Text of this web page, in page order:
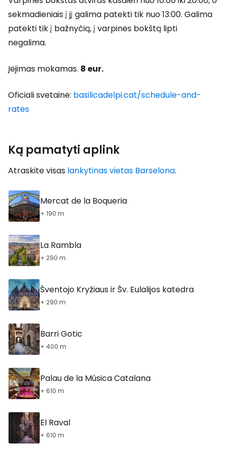
sekmadieniais į jį galima patekti tik nuo 13:00. Galima
patekti tik į bažnyčią, į varpinės bokštą lipti
negalima.
Įėjimas mokamas. 8 eur.
Oficiali svetainė: basilicadelpi.cat/schedule-and-
rates
Ką pamatyti aplink
Atraskite visas lankytinas vietas Barselona.
Mercat de la Boqueria
+ 190 m
La Rambla
+ 290 m
Šventojo Kryžiaus ir Šv. Eulalijos katedra
+ 290 m
Barri Gotic
+ 400 m
Palau de la Música Catalana
+ 610 m
El Raval
+ 610 m